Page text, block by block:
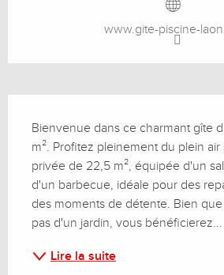
www.gite-piscine-
Bienvenue dans ce charmant gîte
m². Profitez pleinement du plein air
privée de 22,5 m², équipée d'un
d'un barbecue, idéale pour des
des moments de détente. Bien
pas d'un jardin, vous bénéficierez...
Lire la suite